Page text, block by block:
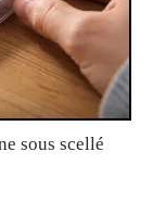
sous scellé